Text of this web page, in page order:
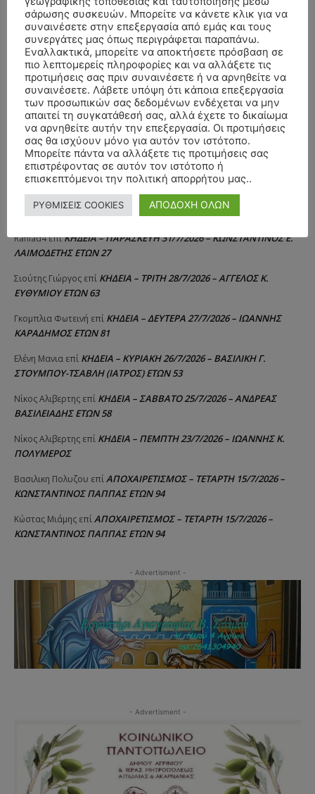
ΣΥΛΛΥΠΗΤΗΡΙΑ ΜΗΝΥΜΑΤΑ
ΠΑΝΑΓΙΩΤΗΣ IΩΑΚΕΙΜΙΔΗΣεπίΚΗΔΕΙΑ – ΔΕΥΤΕΡΑ 3/8/2026 –
ΣΠΥΡΙΔΟΥΛΑ Γ. ΣΕΪΤΑΝΙΔΟΥ ΕΤΩΝ 91
Αγγελική ΘωμουεπίΚΗΔΕΙΑ – ΔΕΥΤΕΡΑ 3/8/2026 – ΔΗΜΗΤΡΙΟΣ Σ.
ΤΣΙΛΙΚΗΣ ΕΤΩΝ 79
Δημήτριος ΔάτσικαςεπίΚΗΔΕΙΑ – ΠΑΡΑΣΚΕΥΗ 31/7/2026 –
ΚΩΝΣΤΑΝΤΙΝΟΣ Ε. ΛΑΙΜΟΔΕΤΗΣ ΕΤΩΝ 27
Λευτέρης επίΚΗΔΕΙΑ – ΠΑΡΑΣΚΕΥΗ 31/7/2026 – ΚΩΝΣΤΑΝΤΙΝΟΣ Ε.
Raniad4επίΚΗΔΕΙΑ – ΠΑΡΑΣΚΕΥΗ 31/7/2026 – ΚΩΝΣΤΑΝΤΙΝΟΣ Ε.
ΛΑΙΜΟΔΕΤΗΣ ΕΤΩΝ 27
Σιούτης Γιώργος επί ΚΗΔΕΙΑ – ΤΡΙΤΗ 28/7/2026 – ΑΓΓΕΛΟΣ Κ.
ΕΥΘΥΜΙΟΥ ΕΤΩΝ 63
Γκομπλια Φωτεινή επί ΚΗΔΕΙΑ – ΔΕΥΤΕΡΑ 27/7/2026 – ΙΩΑΝΝΗΣ
ΚΑΡΑΔΗΜΟΣ ΕΤΩΝ 81
Ελένη Μανια επί ΚΗΔΕΙΑ – ΚΥΡΙΑΚΗ 26/7/2026 – ΒΑΣΙΛΙΚΗ Γ.
ΣΤΟΥΜΠΟΥ-ΤΣΑΒΛΗ (ΙΑΤΡΟΣ) ΕΤΩΝ 53
Νίκος Αλιβερτης επί ΚΗΔΕΙΑ – ΣΑΒΒΑΤΟ 25/7/2026 – ΑΝΔΡΕΑΣ
ΒΑΣΙΛΕΙΑΔΗΣ ΕΤΩΝ 58
Νίκος Αλιβερτης επί ΚΗΔΕΙΑ – ΠΕΜΠΤΗ 23/7/2026 – ΙΩΑΝΝΗΣ Κ.
ΠΟΛΥΜΕΡΟΣ
Βασιλικη Πολυζου επίΑΠΟΧΑΙΡΕΤΙΣΜΟΣ – ΤΕΤΑΡΤΗ 15/7/2026 –
ΚΩΝΣΤΑΝΤΙΝΟΣ ΠΑΠΠΑΣ ΕΤΩΝ 94
Κώστας Μιάμης επίΑΠΟΧΑΙΡΕΤΙΣΜΟΣ – ΤΕΤΑΡΤΗ 15/7/2026 –
ΚΩΝΣΤΑΝΤΙΝΟΣ ΠΑΠΠΑΣ ΕΤΩΝ 94
- Advertisment -
- Advertisment -
σάρωσης συσκευών. Μπορείτε να κάνετε κλικ για να
συναινέσετε στην επεξεργασία από εμάς και τους
συνεργάτες μας όπως περιγράφεται παραπάνω.
Εναλλακτικά, μπορείτε να αποκτήσετε πρόσβαση σε
πιο λεπτομερείς πληροφορίες και να αλλάξετε τις
προτιμήσεις σας πριν συναινέσετε ή να αρνηθείτε να
συναινέσετε. Λάβετε υπόψη ότι κάποια επεξεργασία
των προσωπικών σας δεδομένων ενδέχεται να μην
απαιτεί τη συγκατάθεσή σας, αλλά έχετε το δικαίωμα
να αρνηθείτε αυτήν την επεξεργασία. Οι προτιμήσεις
σας θα ισχύουν μόνο για αυτόν τον ιστότοπο.
Μπορείτε πάντα να αλλάξετε τις προτιμήσεις σας
επιστρέφοντας σε αυτόν τον ιστότοπο ή
επισκεπτόμενοι την πολιτική απορρήτου μας..
ΡΥΘΜΙΣΕΙΣ COOKIES ΑΠΟΔΟΧΗ ΟΛΩΝ